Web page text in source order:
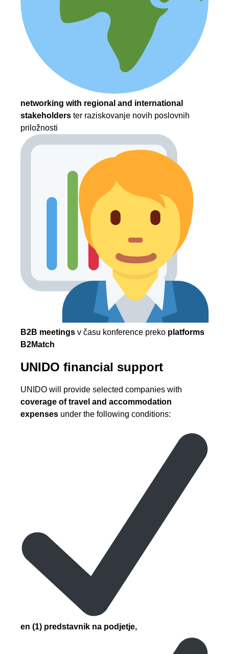
networking with regional and international
stakeholders ter raziskovanje novih poslovnih
priložnosti
B2B meetings v času konference preko platforms
B2Match
UNIDO financial support
UNIDO will provide selected companies with
coverage of travel and accommodation
expenses under the following conditions:
en (1) predstavnik na podjetje,